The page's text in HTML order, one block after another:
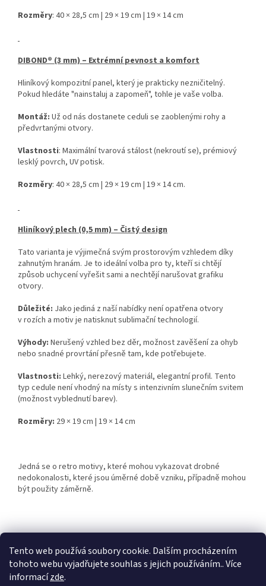
Tento web používá soubory cookie. Dalším procházením
tohoto webu vyjadřujete souhlas s jejich používáním.. Více
informacízde.
Rozměry: 40 × 28,5 cm | 29 × 19 cm | 19 × 14 cm
DIBOND® (3 mm) – Extrémní pevnost a komfort
Hliníkový kompozitní panel, který je prakticky nezničitelný.
Pokud hledáte "nainstaluj a zapomeň", tohle je vaše volba.
Montáž: Už od nás dostanete ceduli se zaoblenými rohy a
předvrtanými otvory.
Vlastnosti: Maximální tvarová stálost (nekroutí se), prémiový
lesklý povrch, UV potisk.
Rozměry: 40 × 28,5 cm | 29 × 19 cm | 19 × 14 cm.
Hliníkový plech (0,5 mm) – Čistý design
Tato varianta je výjimečná svým prostorovým vzhledem díky
zahnutým hranám. Je to ideální volba pro ty, kteří si chtějí
způsob uchycení vyřešit sami a nechtějí narušovat grafiku
otvory.
Důležité: Jako jediná z naší nabídky není opatřena otvory
v rozích a motiv je natisknut sublimační technologií.
Výhody: Nerušený vzhled bez děr, možnost zavěšení za ohyb
nebo snadné provrtání přesně tam, kde potřebujete.
Vlastnosti: Lehký, nerezový materiál, elegantní profil. Tento
typ cedule není vhodný na místy s intenzivním slunečním svitem
(možnost vyblednutí barev).
Rozměry: 29 × 19 cm | 19 × 14 cm
Jedná se o retro motivy, které mohou vykazovat drobné
nedokonalosti, které jsou úměrné době vzniku, případně mohou
být použity záměrně.
Z
Retro-Darky.cz Krowki.cz